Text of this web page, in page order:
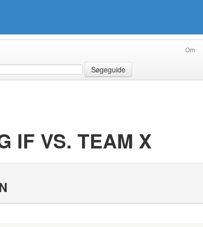
Om
Søgeguide
IF VS. TEAM X